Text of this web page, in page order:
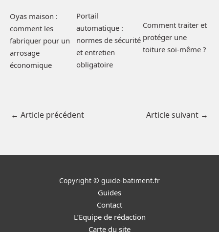
Oyas maison :
comment les
fabriquer pour un
arrosage
économique
Portail
automatique :
normes de sécurité
et entretien
obligatoire
Comment traiter et
protéger une
toiture soi-même ?
← Article précédent Article suivant →
Copyright © guide-batiment.fr
Guides
Contact
L’Equipe de rédaction
Carte du site